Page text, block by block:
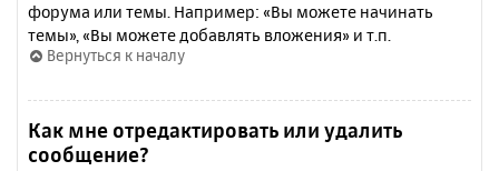
форума или темы. Например: «Вы можете начинать
темы», «Вы можете добавлять вложения» и т.п.
Вернуться к началу
Как мне отредактировать или удалить
сообщение?